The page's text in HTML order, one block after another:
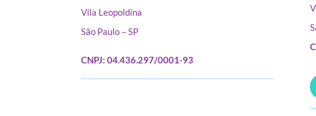
Vila Leopoldina
São Paulo – SP
CNPJ: 04.436.297/0001-93